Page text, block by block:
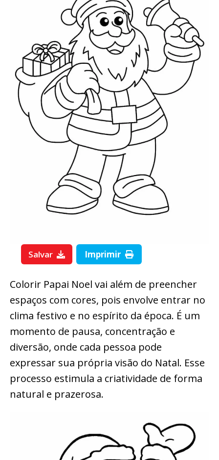
Salvar Imprimir
Colorir Papai Noel vai além de preencher
espaços com cores, pois envolve entrar no
clima festivo e no espírito da época. É um
momento de pausa, concentração e
diversão, onde cada pessoa pode
expressar sua própria visão do Natal. Esse
processo estimula a criatividade de forma
natural e prazerosa.